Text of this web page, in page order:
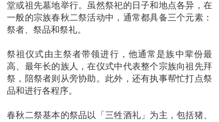
堂或祖先墓地举行。虽然祭祀的日子和地点各异，在
一般的宗族春秋二祭活动中，通常都具备三个元素：
祭者、祭品和祭礼。
祭祖仪式由主祭者带领进行，他通常是族中辈份最
高、最年长的族人，在仪式中代表整个宗族向祖先拜
祭，陪祭者则从旁协助。此外，还有执事帮忙打点祭
品和进行各程序。
春秋二祭基本的祭品以「三牲酒礼」为主，包括猪、